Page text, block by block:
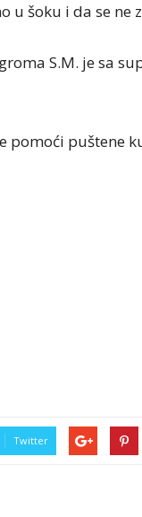
šoku i da se ne
S.M. je sa
pomoći puštene
Twitter